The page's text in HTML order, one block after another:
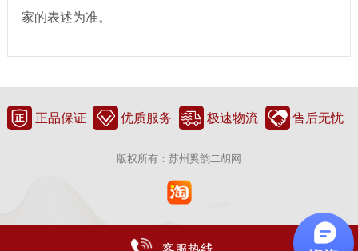
家的表述为准。
正品保证 优质服务 极速物流 售后无忧
版权所有：苏州奚韵二胡网